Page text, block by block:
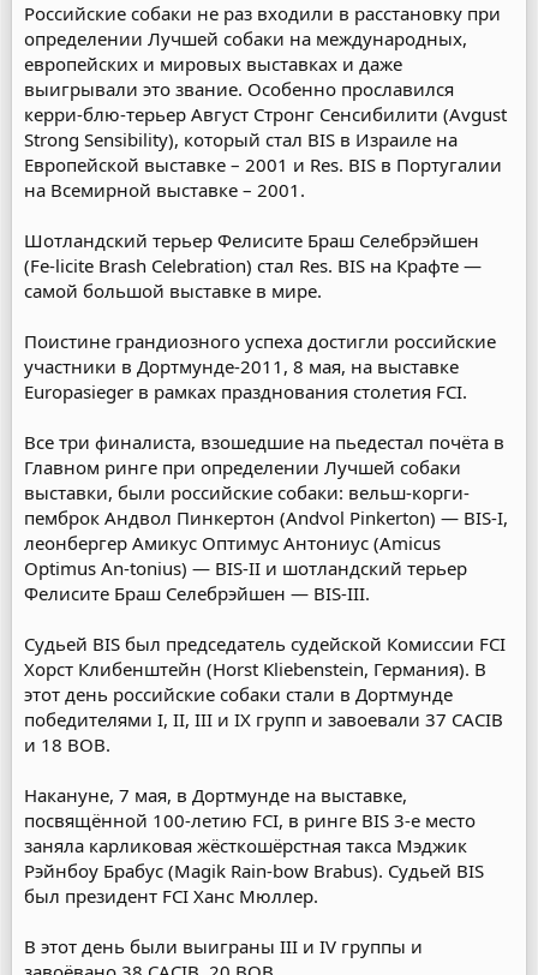
Российские собаки не раз входили в расстановку при
определении Лучшей собаки на международных,
европейских и мировых выставках и даже
выигрывали это звание. Особенно прославился
керри-блю-терьер Август Стронг Сенсибилити (Avgust
Strong Sensibility), который стал BIS в Израиле на
Европейской выставке – 2001 и Res. BIS в Португалии
на Всемирной выставке – 2001.
Шотландский терьер Фелисите Браш Селебрэйшен
(Fe-liсite Brash Celebration) стал Res. BIS на Крафте —
самой большой выставке в мире.
Поистине грандиозного успеха достигли российские
участники в Дортмунде-2011, 8 мая, на выставке
Europasieger в рамках празднования столетия FCI.
Все три финалиста, взошедшие на пьедестал почёта в
Главном ринге при определении Лучшей собаки
выставки, были российские собаки: вельш-корги-
пемброк Андвол Пинкертон (Andvol Pinkerton) — BIS-I,
леонбергер Амикус Оптимус Антониус (Amicus
Optimus An-tonius) — BIS-II и шотландский терьер
Фелисите Браш Селебрэйшен — BIS-III.
Судьей BIS был председатель судейской Комиссии FCI
Хорст Клибенштейн (Horst Kliebenstein, Германия). В
этот день российские собаки стали в Дортмунде
победителями I, II, III и IX групп и завоевали 37 CACIB
и 18 BOB.
Накануне, 7 мая, в Дортмунде на выставке,
посвящённой 100-летию FCI, в ринге BIS 3-е место
заняла карликовая жёсткошёрстная такса Мэджик
Рэйнбоу Брабус (Magik Rain-bow Brabus). Судьей BIS
был президент FCI Ханс Мюллер.
В этот день были выиграны III и IV группы и